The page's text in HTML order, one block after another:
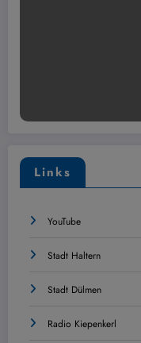
Links
YouTube
Stadt Haltern
Stadt Dülmen
Radio Kiepenkerl